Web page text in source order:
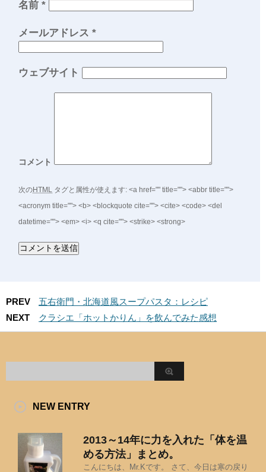
名前 *
メールアドレス *
ウェブサイト
コメント
次のHTML タグと属性が使えます: <a href="" title=""> <abbr title="">
<acronym title=""> <b> <blockquote cite=""> <cite> <code> <del
datetime=""> <em> <i> <q cite=""> <strike> <strong>
PREV
五右衛門・北海道風スープパスタ：レシピ
NEXT
クラシエ「ホットかりん」を飲んでみた感想
NEW ENTRY
2013～14年に力を入れた「体を温
める方法」まとめ。
こんにちは、Mr.Kです。 さて、今日は寒の戻り